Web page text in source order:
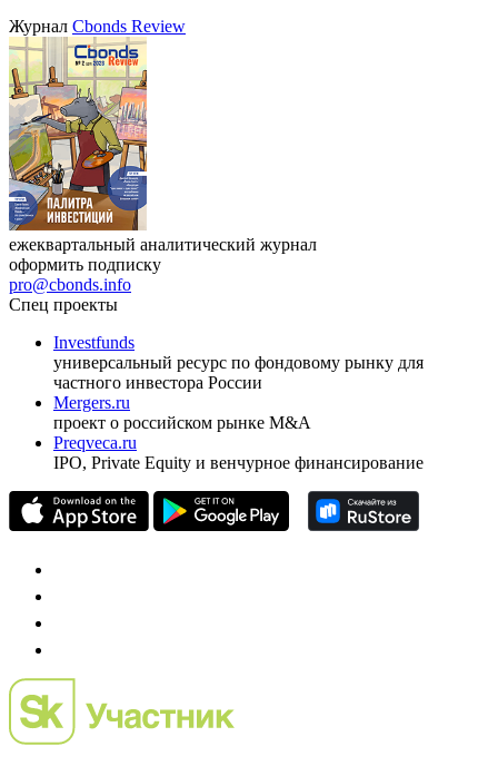
Журнал Cbonds Review
ежеквартальный аналитический журнал
оформить подписку
pro@cbonds.info
Спец проекты
Investfunds
универсальный ресурс по фондовому рынку для
частного инвестора России
Mergers.ru
проект о российском рынке M&A
Preqveca.ru
IPO, Private Equity и венчурное финансирование